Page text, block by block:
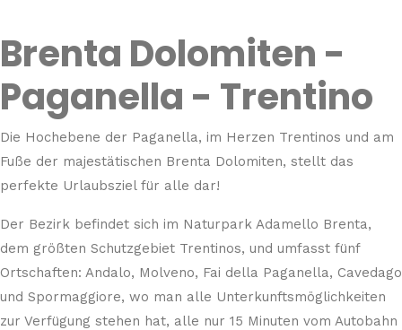
Brenta Dolomiten -
Paganella - Trentino
Die Hochebene der Paganella, im Herzen Trentinos und am
Fuße der majestätischen Brenta Dolomiten, stellt das
perfekte Urlaubsziel für alle dar!
Der Bezirk befindet sich im Naturpark Adamello Brenta,
dem größten Schutzgebiet Trentinos, und umfasst fünf
Ortschaften: Andalo, Molveno, Fai della Paganella, Cavedago
und Spormaggiore, wo man alle Unterkunftsmöglichkeiten
zur Verfügung stehen hat, alle nur 15 Minuten vom Autobahn